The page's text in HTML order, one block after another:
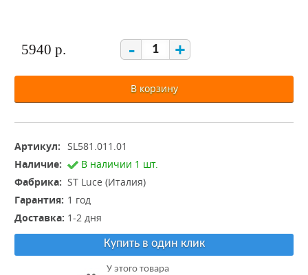
5940 р. - +
В корзину
Артикул: SL581.011.01
Наличие:
В наличии 1 шт.
Фабрика: ST Luce (Италия)
Гарантия: 1 год
Доставка: 1-2 дня
Купить в один клик
У этого товара